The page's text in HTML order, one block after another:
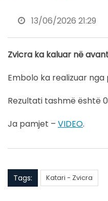
13/06/2026 21:29
Zvicra ka kaluar në
Embolo ka realizuar nga
Rezultati tashmë është
Ja pamjet – VIDEO.
Tags: Katari - Zvicra